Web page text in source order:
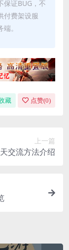
保证BUG，不
付费架设服
。
藏 点赞(0)
上一篇
交流方法介绍